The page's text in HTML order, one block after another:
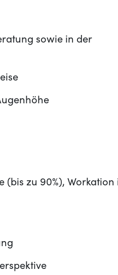
sowie in der
zu 90%), Workation